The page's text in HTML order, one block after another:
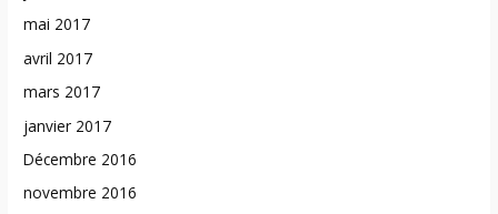
mai 2017
avril 2017
mars 2017
janvier 2017
Décembre 2016
novembre 2016